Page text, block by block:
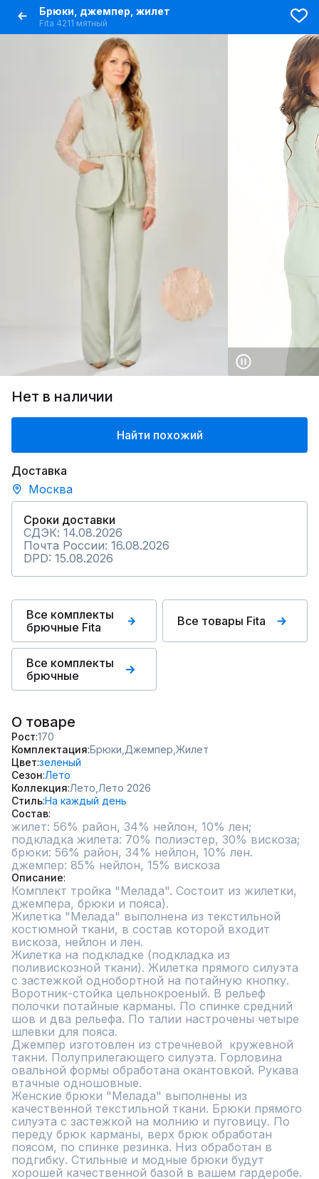
Брюки, джемпер, жилет
Fita 4211 мятный
Нет в наличии
Найти похожий
Доставка
Москва
Сроки доставки
СДЭК: 14.08.2026
Почта России: 16.08.2026
DPD: 15.08.2026
Все комплекты
брючные Fita
Все товары Fita
Все комплекты
брючные
О товаре
Рост 170
Комплектация Брюки, Джемпер, Жилет
Цвет зеленый
Сезон Лето
Коллекция Лето, Лето 2026
СтильНа каждый день
Состав
жилет: 56% район, 34% нейлон, 10% лен;
подкладка жилета: 70% полиэстер, 30% вискоза;
брюки: 56% район, 34% нейлон, 10% лен.
джемпер: 85% нейлон, 15% вискоза
Описание
Комплект тройка "Мелада". Состоит из жилетки,
джемпера, брюки и пояса).
Жилетка "Мелада" выполнена из текстильной
костюмной ткани, в состав которой входит
вискоза, нейлон и лен.
Жилетка на подкладке (подкладка из
поливискозной ткани). Жилетка прямого силуэта
с застежкой однобортной на потайную кнопку.
Воротник-стойка цельнокроеный. В рельеф
полочки потайные карманы. По спинке средний
шов и два рельефа. По талии настрочены четыре
шлевки для пояса.
Джемпер изготовлен из стречневой  кружевной
такни. Полуприлегающего силуэта. Горловина
овальной формы обработана окантовкой. Рукава
втачные одношовные.
Женские брюки "Мелада" выполнены из
качественной текстильной ткани. Брюки прямого
силуэта с застежкой на молнию и пуговицу. По
переду брюк карманы, верх брюк обработан
поясом, по спинке резинка. Низ обработан в
подгибку. Стильные и модные брюки будут
хорошей качественной базой в вашем гардеробе.